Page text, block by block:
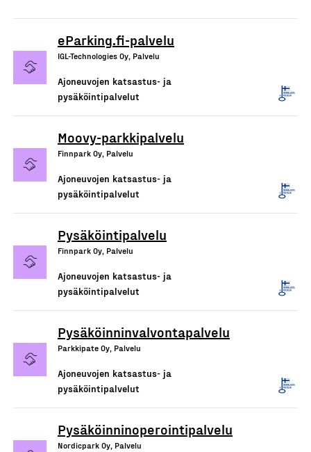
eParking.fi-palvelu
IGL-Technologies Oy, Palvelu
Ajoneuvojen katsastus- ja
pysäköintipalvelut
Moovy-parkkipalvelu
Finnpark Oy, Palvelu
Ajoneuvojen katsastus- ja
pysäköintipalvelut
Pysäköintipalvelu
Finnpark Oy, Palvelu
Ajoneuvojen katsastus- ja
pysäköintipalvelut
Pysäköinninvalvontapalvelu
Parkkipate Oy, Palvelu
Ajoneuvojen katsastus- ja
pysäköintipalvelut
Pysäköinninoperointipalvelu
Nordicpark Oy, Palvelu